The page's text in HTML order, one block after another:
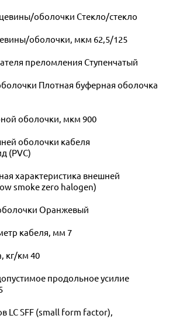
оболочки Стекло/стекло
оболочки, мкм 62,5/125
преломления Ступенчатый
Плотная буферная оболочка
оболочки, мкм 900
оболочки кабеля
(PVC)
характеристика внешней
smoke zero halogen)
Оранжевый
кабеля, мм 7
кг/км 40
продольное усилие
LC SFF (small form factor),